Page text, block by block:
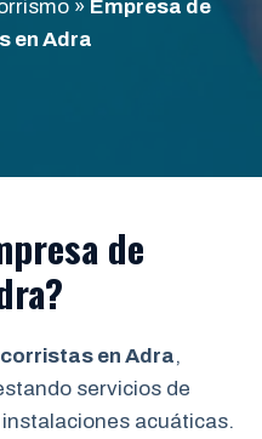
» Empresa de
en Adra
de
en Adra,
servicios de
acuáticas.